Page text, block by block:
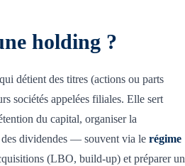
holding ?
détient des titres (actions ou parts
sociétés appelées filiales. Elle sert
du capital, organiser la
dividendes — souvent via le régime
(LBO, build-up) et préparer